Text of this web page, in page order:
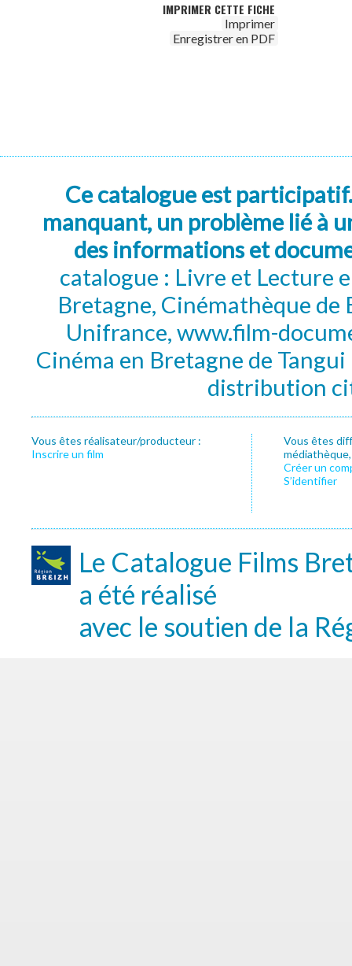
IMPRIMER CETTE FICHE
Imprimer
Enregistrer en PDF
Ce catalogue est
manquant, un problème lié à
des informations et
catalogue : Livre et Lecture
Bretagne, Cinémathèque de
Unifrance, www.film-
Cinéma en Bretagne de
distribution
Vous êtes réalisateur/producteur :
Inscrire un film
Vous êtes
Créer un
S’identifier
Le Catalogue Films
a été réalisé
avec le soutien de la